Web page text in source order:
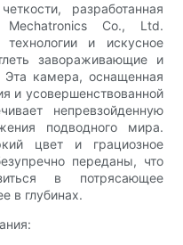
разработанная
Mechatronics Co., Ltd.
и искусное
завораживающие и
камера, оснащенная
и усовершенствованной
непревзойденную
подводного мира.
цвет и грациозное
переданы, что
в потрясающее
в глубинах.